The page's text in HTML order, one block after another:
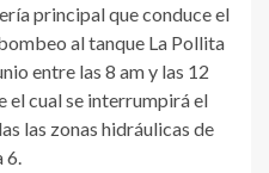
principal que conduce el
al tanque La Pollita
entre las 8 am y las 12
el cual se interrumpirá el
las zonas hidráulicas de